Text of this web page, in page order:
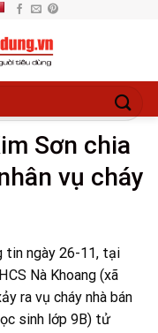
Sơn chia
vụ cháy
tin ngày 26-11, tại
Nà Khoang (xã
ra vụ cháy nhà bán
sinh lớp 9B) tử